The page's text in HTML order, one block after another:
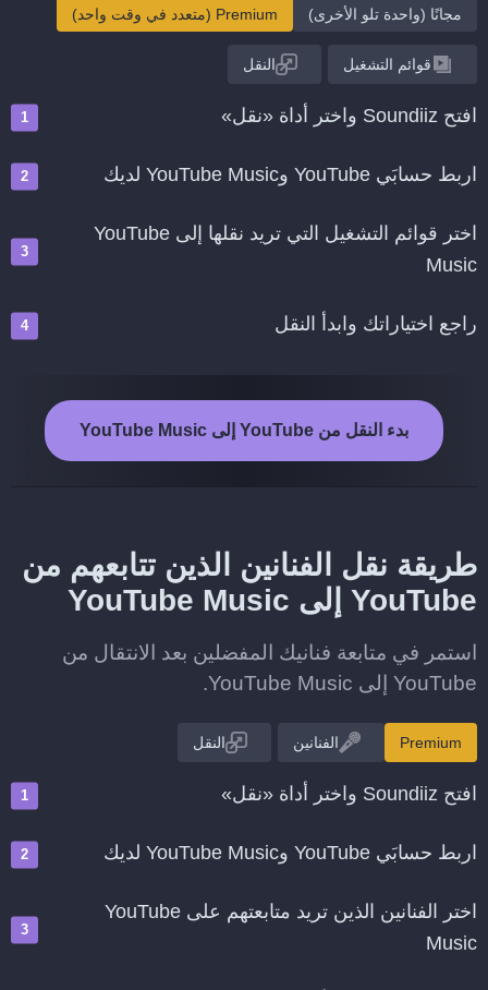
مجانًا (واحدة تلو الأخرى) Premium (متعدد في وقت واحد)
قوائم التشغيل النقل
افتح Soundiiz واختر أداة «نقل»
اربط حسابَي YouTube وYouTube Music لديك
اختر قوائم التشغيل التي تريد نقلها إلى YouTube
Music
راجع اختياراتك وابدأ النقل
بدء النقل من YouTube إلى YouTube Music
طريقة نقل الفنانين الذين تتابعهم من
YouTube إلى YouTube Music
استمر في متابعة فنانيك المفضلين بعد الانتقال من
YouTube إلى YouTube Music.
Premium الفنانين النقل
افتح Soundiiz واختر أداة «نقل»
اربط حسابَي YouTube وYouTube Music لديك
اختر الفنانين الذين تريد متابعتهم على YouTube
Music